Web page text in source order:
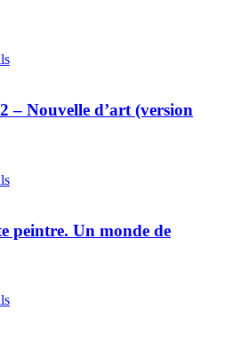
– Nouvelle d’art (version
peintre. Un monde de